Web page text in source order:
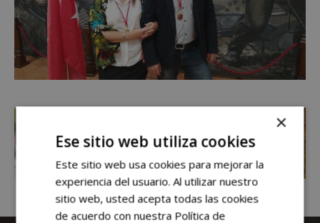
×
Ese sitio web utiliza cookies
Este sitio web usa cookies para mejorar la
experiencia del usuario. Al utilizar nuestro
sitio web, usted acepta todas las cookies
de acuerdo con nuestra Política de